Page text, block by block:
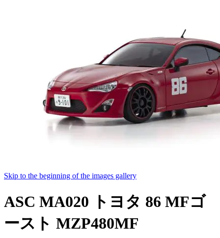
Skip to the beginning of the images gallery
ASC MA020 トヨタ 86 MFゴ
ースト MZP480MF